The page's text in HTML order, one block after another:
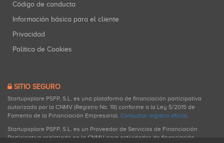
Código de conducta
Información básica para el cliente
Privacidad
Política de Cookies
SITIO SEGURO
Startupxplore PSFP, S.L. es una plataforma de financiación participativa
autorizada por la CNMV (Registro No. 18) conforme a la Ley 5/2015 de
Fomento de la Financiación Empresarial. Consultar registro oficial.
Startupxplore PSFP, S.L. es un Proveedor de Servicios de Financiación
Participativa registrado en la CNMV para actividades de financiación